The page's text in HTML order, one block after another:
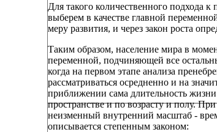
Для такого количественного подхода
выберем в качестве главной
меру развития, и через закон роста
Таким образом, население мира в
переменной, подчиняющей все
когда на первом этапе анализа
рассматриваться осредненно и на
приближении сама длительность жизни
пространстве и по возрасту и полу.
неизменный внутренний масштаб -
описывается степенным законом: